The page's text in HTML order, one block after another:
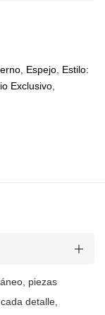
Espejo Estilo:
Exclusivo
piezas
detalle,